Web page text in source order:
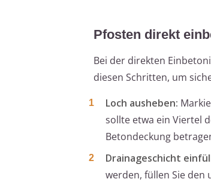
Pfosten direkt
Bei der direkten
diesen Schritten, um
Loch ausheben:
sollte etwa ein Viertel
Betondeckung
Drainageschicht
werden, füllen Sie den